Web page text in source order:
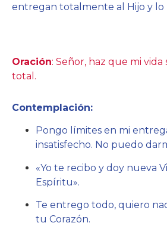
entregan totalmente al Hijo y lo
Oración: Señor, haz que mi
total.
Contemplación:
Pongo límites en mi
insatisfecho. No puedo
«Yo te recibo y doy nueva
Espíritu».
Te entrego todo, quiero
tu Corazón.